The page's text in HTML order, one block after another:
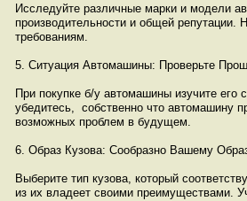
Исследуйте различные марки и модели
производительности и общей репутации.
требованиям.
5. Ситуация Автомашины: Проверьте
При покупке б/у автомашины изучите его
убедитесь, собственно что автомашину
возможных проблем в будущем.
6. Образ Кузова: Сообразно Вашему
Выберите тип кузова, который
из их владеет своими преимуществами.